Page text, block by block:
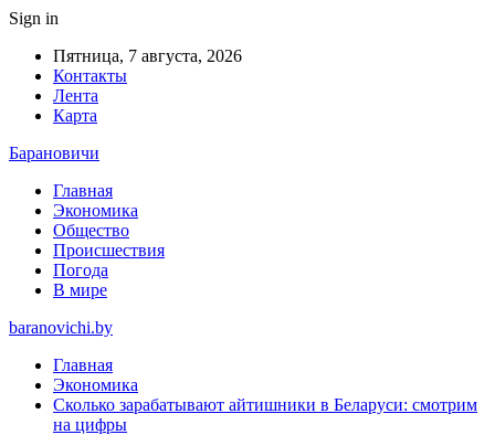
Sign in
Пятница, 7 августа, 2026
Контакты
Лента
Карта
Барановичи
Главная
Экономика
Общество
Происшествия
Погода
В мире
baranovichi.by
Главная
Экономика
Сколько зарабатывают айтишники в Беларуси: смотрим
на цифры